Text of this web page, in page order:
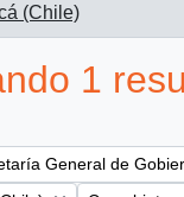
(Chile)
1
General de